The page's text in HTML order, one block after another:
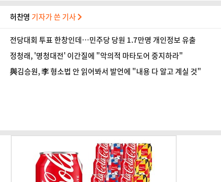
허찬영 기자가 쓴 기사
전당대회 투표 한창인데…민주당 당원 1.7만명 개인정보 유출
정청래, '명청대전' 이간질에 "악의적 마타도어 중지하라"
與김승원, 李 형소법 안 읽어봐서 발언에 "내용 다 알고 계실 것"